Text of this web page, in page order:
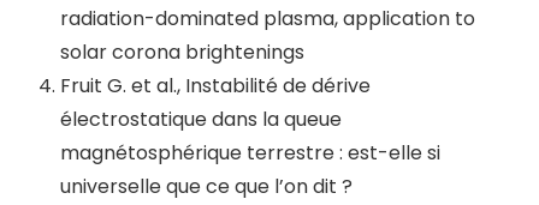
radiation-dominated plasma, application to
solar corona brightenings
Fruit G. et al., Instabilité de dérive
électrostatique dans la queue
magnétosphérique terrestre : est-elle si
universelle que ce que l’on dit ?